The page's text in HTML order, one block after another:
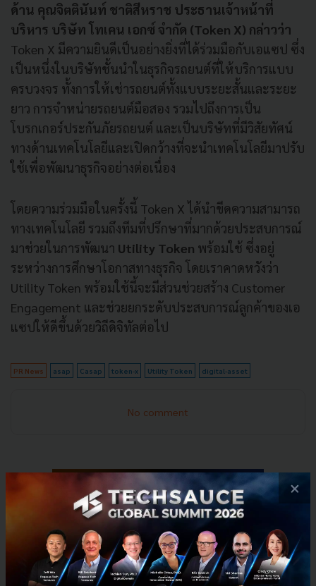
ด้าน คุณจิตตินันท์ ชาติสีหราช ประธานเจ้าหน้าที่
บริหาร บริษัท โทเคน เอกซ์ จำกัด (Token X) กล่าวว่า
Token X มีความยินดีเป็นอย่างยิ่งที่ได้ร่วมมือกับเอแซป ซึ่ง
เป็นหนึ่งในบริษัทชั้นนำในธุรกิจรถยนต์ที่ให้บริการแบบ
ครบวงจร ทั้งการให้เช่ารถยนต์ทั้งแบบระยะสั้นและระยะ
ยาว การจำหน่ายรถยนต์มือสอง รวมไปถึงการเป็น
โบรกเกอร์ประกันภัยรถยนต์ และเป็นบริษัทที่มีวิสัยทัศน์
ทางด้านเทคโนโลยีและเปิดกว้างที่จะนำเทคโนโลยีมาปรับ
ใช้เพื่อพัฒนาธุรกิจอย่างต่อเนื่อง
โดยความร่วมมือในครั้งนี้ Token X ได้นำขีดความสามารถ
ทางเทคโนโลยี รวมถึงทีมที่ปรึกษาที่มากด้วยประสบการณ์
มาช่วยในการพัฒนา Utility Token พร้อมใช้ ซึ่งอยู่
ระหว่างการศึกษาโอกาสทางธุรกิจ โดยเราคาดหวังว่า
Utility Token พร้อมใช้นี้จะมีส่วนช่วยสร้าง Customer
Engagement และช่วยยกระดับประสบการณ์ลูกค้าของเอ
แซปให้ดีขึ้นด้วยวิถีดิจิทัลต่อไป
PR News asap Casap token-x Utility Token digital-asset
No comment
×